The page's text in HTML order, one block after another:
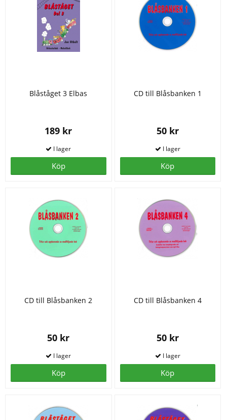
Blåståget 3 Elbas
189 kr
Köp
CD till Blåsbanken 1
50 kr
Köp
CD till Blåsbanken 2
50 kr
Köp
CD till Blåsbanken 4
50 kr
Köp